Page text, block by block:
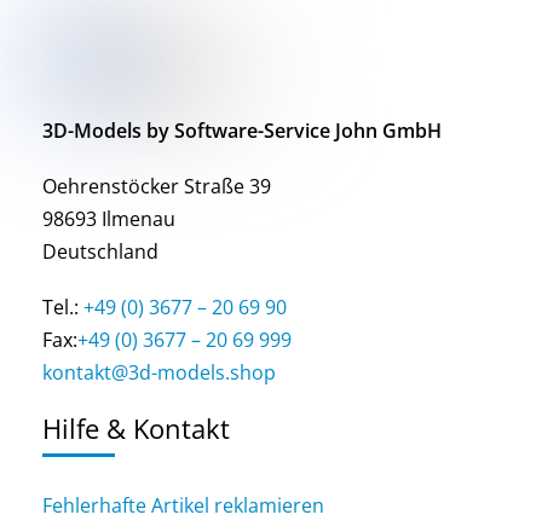
3D-Models by Software-Service John GmbH
Oehrenstöcker Straße 39
98693 Ilmenau
Deutschland
Tel.: +49 (0) 3677 – 20 69 90
Fax:+49 (0) 3677 – 20 69 999
kontakt@3d-models.shop
Hilfe & Kontakt
Fehlerhafte Artikel reklamieren